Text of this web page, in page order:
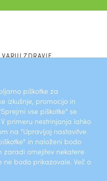
piškotke za
izkušnje, promocijo in
vse piškotke" se
primeru nestrinjanja lahko
na "Upravljaj nastavitve
in naloženi bodo
zaradi omejitev nekatere
ne bodo prikazovale. Več o
VARUJ ZDRAVJE
KONTAKTI
POGOSTA VPRAŠANJA
Varstvo osebnih podatkov